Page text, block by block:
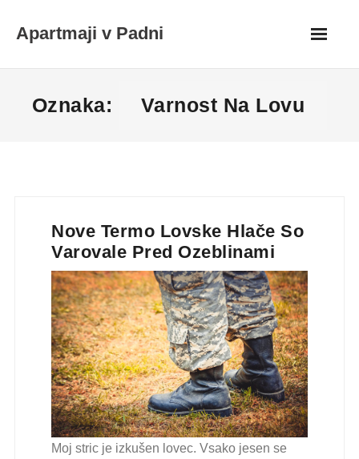
Apartmaji v Padni
Oznaka: Varnost Na Lovu
Nove Termo Lovske Hlače So
Varovale Pred Ozeblinami
Moj stric je izkušen lovec. Vsako jesen se